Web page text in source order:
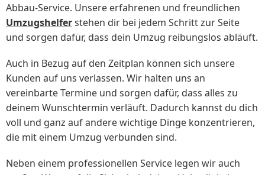
Abbau-Service. Unsere erfahrenen und freundlichen
Umzugshelferstehen dir bei jedem Schritt zur Seite
und sorgen dafür, dass dein Umzug reibungslos abläuft.
Auch in Bezug auf den Zeitplan können sich unsere
Kunden auf uns verlassen. Wir halten uns an
vereinbarte Termine und sorgen dafür, dass alles zu
deinem Wunschtermin verläuft. Dadurch kannst du dich
voll und ganz auf andere wichtige Dinge konzentrieren,
die mit einem Umzug verbunden sind.
Neben einem professionellen Service legen wir auch